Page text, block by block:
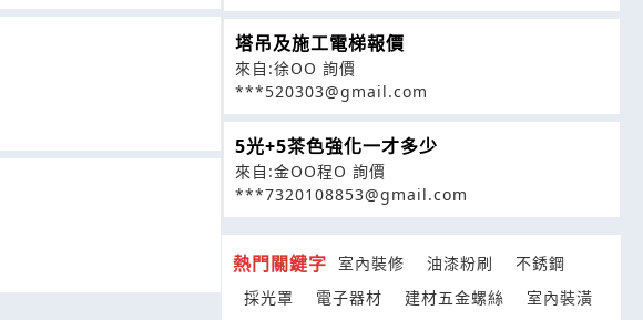
塔吊及施工電梯報價
來自:徐OO 詢價
***520303@gmail.com
5光+5茶色強化一才多少
來自:金OO程O 詢價
***7320108853@gmail.com
熱門關鍵字 室內裝修 油漆粉刷
不銹鋼
採光罩
電子器材 建材五金螺絲
室內裝潢